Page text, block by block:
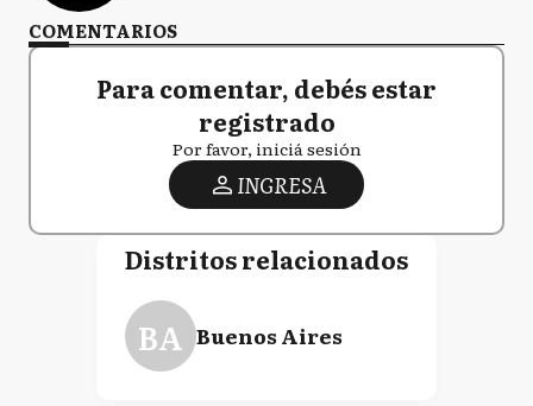
COMENTARIOS
Para comentar, debés estar
registrado
Por favor, iniciá sesión
INGRESA
Distritos relacionados
BA Buenos Aires